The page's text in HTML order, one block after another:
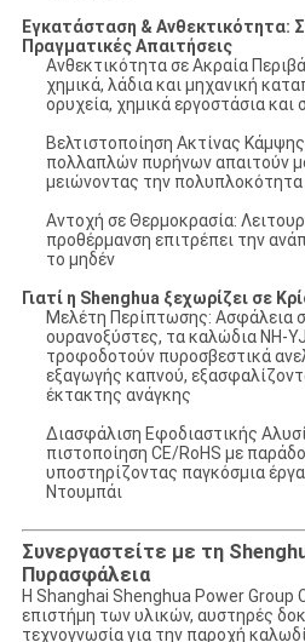
​​Εγκατάσταση & Ανθεκτικότητα:
Πραγματικές Απαιτήσεις​​
​​Ανθεκτικότητα σε Ακραία
χημικά, λάδια και μηχανική
ορυχεία, χημικά εργοστάσια και
​​Βελτιστοποίηση Ακτίνας
πολλαπλών πυρήνων απαιτούν
μειώνοντας την
​​Αντοχή σε Θερμοκρασία​​:
προθέρμανση επιτρέπει την
το μηδέν
​​Γιατί η Shenghua ξεχωρίζει σε
​​Μελέτη Περίπτωσης: Ασφάλεια
ουρανοξύστες, τα καλώδια NH-
τροφοδοτούν πυροσβεστικά
εξαγωγής καπνού,
έκτακτης ανάγκης
​​Διασφάλιση Εφοδιαστικής
πιστοποίηση CE/RoHS με
υποστηρίζοντας παγκόσμια
Ντουμπάι
​​Συνεργαστείτε με τη
Πυρασφάλεια​​
Η Shanghai Shenghua Power Group
επιστήμη των υλικών, αυστηρές
τεχνογνωσία​​ για την παροχή